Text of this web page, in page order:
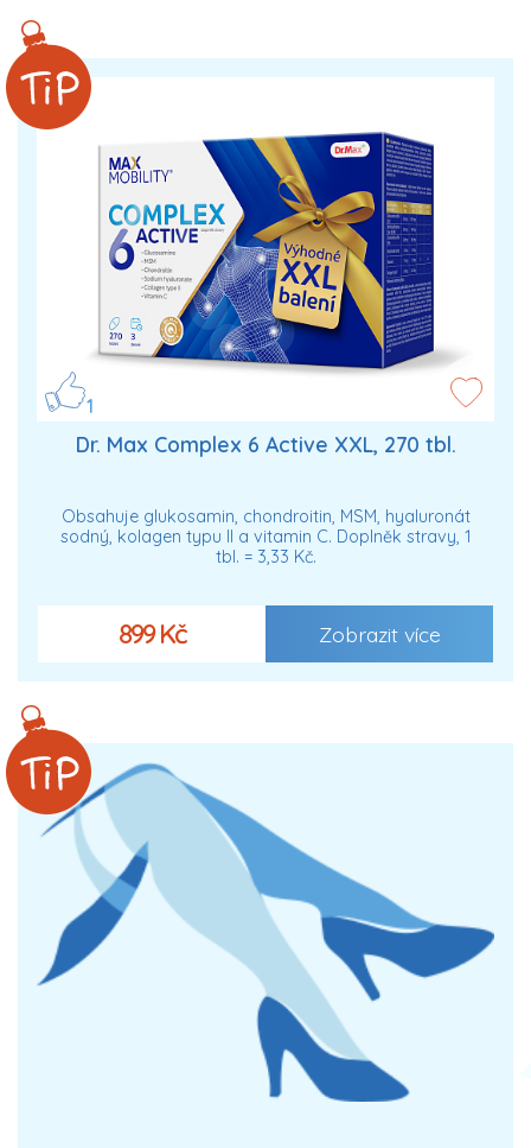
1
Dr. Max Complex 6 Active XXL, 270 tbl.
Obsahuje glukosamin, chondroitin, MSM, hyaluronát
sodný, kolagen typu II a vitamin C. Doplněk stravy, 1
tbl. = 3,33 Kč.
899 Kč Zobrazit více